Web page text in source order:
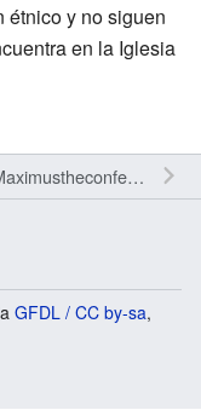
y no siguen
en la Iglesia
GFDL / CC by-sa,